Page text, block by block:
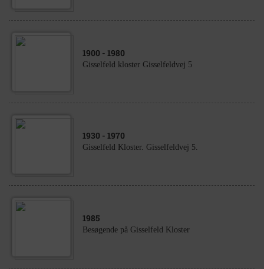
1900 - 1980
Gisselfeld kloster Gisselfeldvej 5
1930 - 1970
Gisselfeld Kloster. Gisselfeldvej 5.
1985
Besøgende på Gisselfeld Kloster